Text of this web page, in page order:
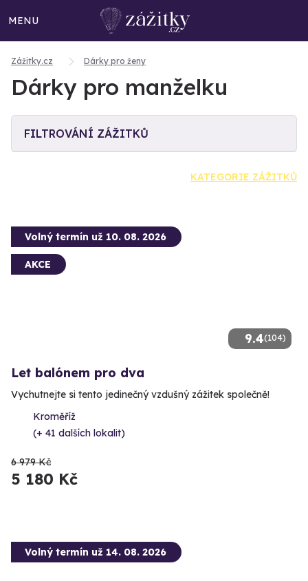
MENU
Zážitky.cz Dárky pro ženy
Dárky pro manželku
FILTROVÁNÍ ZÁŽITKŮ
KATEGORIE ZÁŽITKŮ
9.4(104)
Volný termín už 10. 08. 2026
AKCE
Let balónem pro dva
Vychutnejte si tento jedinečný vzdušný zážitek společně!
Kroměříž
(+ 41 dalších lokalit)
6 979 Kč
5 180 Kč
Volný termín už 14. 08. 2026